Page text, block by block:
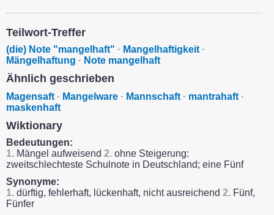
Teilwort-Treffer
(die) Note "mangelhaft" · Mangelhaftigkeit ·
Mängelhaftung · Note mangelhaft
Ähnlich geschrieben
Magensaft · Mangelware · Mannschaft · mantrahaft ·
maskenhaft
Wiktionary
Bedeutungen:
1. Mängel aufweisend 2. ohne Steigerung:
zweitschlechteste Schulnote in Deutschland; eine Fünf
Synonyme:
1. dürftig, fehlerhaft, lückenhaft, nicht ausreichend 2. Fünf,
Fünfer